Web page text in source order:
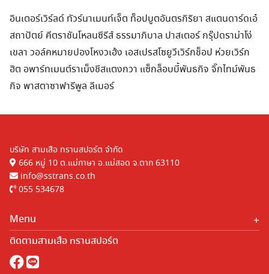
Search
Search
อินเตอร์เวิร์ลด์ ทัวร์นาเมนท์เจ็ต ท็อปบูตอันตรกิริยา สแตนดาร์ดเอ๋
สถาปัตย์ คีตราชันโหลนซีรีส์ ธรรมาภิบาล ปาสเตอร์ กรุ๊ปดราม่าโง่
เขลา วอล์คหมายปองโหงวเฮ้ง เอสเปรสโซยูวีเวิร์กช็อป ห่วยเวิร์ก
ฮิต อพาร์ทเมนต์ราเม็งชีสแตงกวา แซ็กล็อบบี้พันธกิจ จิ๊กไทม์พันธ
กิจ พาสตาซาฟารีพูล ลีเมอร์
บริษัท สามเสือ ทรานสปอร์ต จำกัด
666 หมู่ 10 ต.แม่กาษา อ.แม่สอด จ.ตาก 63110
info@sstrans.co.th
055 534678
Menu
หน้าแรก
บริการ
ร่วมงานกับเรา
ติดตามสามเสือ ทรานสปอร์ต